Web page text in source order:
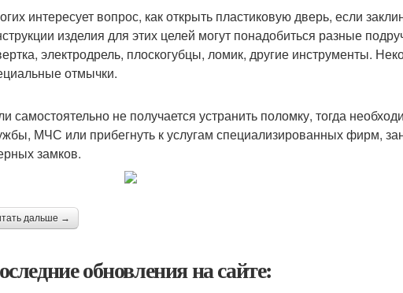
интересует вопрос, как открыть пластиковую дверь, если
изделия для этих целей могут понадобиться разные
электродрель, плоскогубцы, ломик, другие инструменты.
отмычки.
самостоятельно не получается устранить поломку, тогда
МЧС или прибегнуть к услугам специализированных фирм,
замков.
дальше →
обновления на сайте: